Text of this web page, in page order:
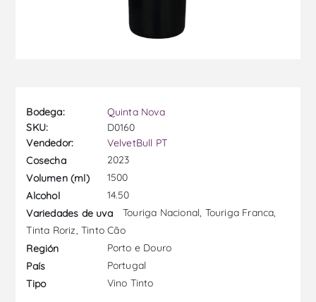
Bodega:
Quinta Nova
SKU:
D0160
Vendedor:
VelvetBull PT
Cosecha
2023
Volumen (ml)
1500
Alcohol
14.50
Variedades de uva
Touriga Nacional, Touriga Franca,
Tinta Roriz, Tinto Cão
Región
Porto e Douro
País
Portugal
Tipo
Vino Tinto